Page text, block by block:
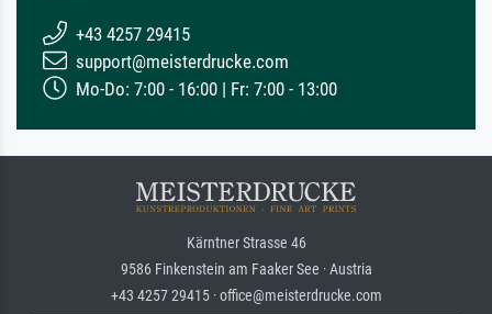
+43 4257 29415
support@meisterdrucke.com
Mo-Do: 7:00 - 16:00 | Fr: 7:00 - 13:00
Kärntner Strasse 46
9586 Finkenstein am Faaker See · Austria
+43 4257 29415 · office@meisterdrucke.com